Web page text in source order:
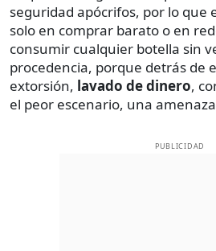
seguridad apócrifos, por lo que
solo en comprar barato o en
consumir cualquier botella sin
procedencia, porque detrás de
extorsión, lavado de dinero,
el peor escenario, una
PUBLICIDAD